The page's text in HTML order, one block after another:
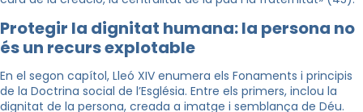
Protegir la dignitat humana: la persona no
és un recurs explotable
En el segon capítol, Lleó XIV enumera els Fonaments i principis
de la Doctrina social de l’Església. Entre els primers, inclou la
dignitat de la persona, creada a imatge i semblança de Déu.